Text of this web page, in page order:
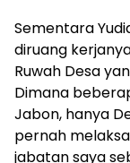
Sementara
diruang
Ruwah Desa
Dimana
Jabon, hanya
pernah
jabatan saya